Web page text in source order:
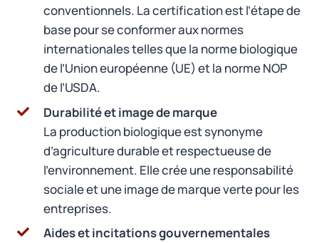
conventionnels. La certification est l’étape de
base pour se conformer aux normes
internationales telles que la norme biologique
de l’Union européenne (UE) et la norme NOP
de l’USDA.
Durabilité et image de marque
La production biologique est synonyme
d’agriculture durable et respectueuse de
l’environnement. Elle crée une responsabilité
sociale et une image de marque verte pour les
entreprises.
Aides et incitations gouvernementales